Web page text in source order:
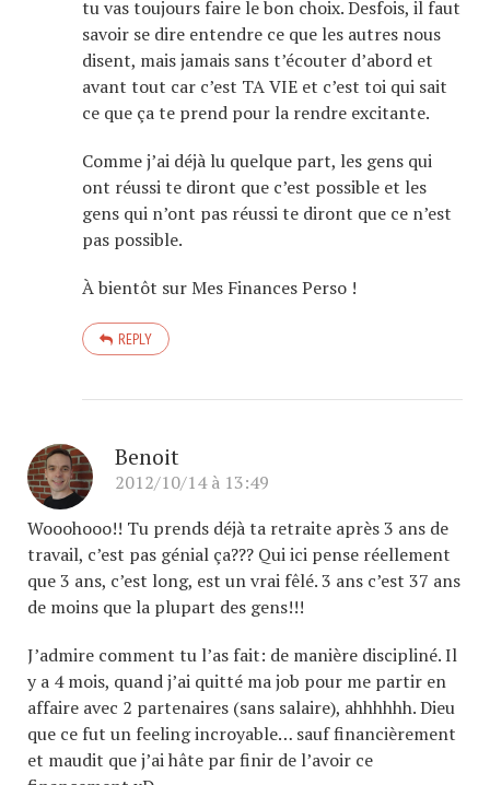
tu vas toujours faire le bon choix. Desfois, il faut
savoir se dire entendre ce que les autres nous
disent, mais jamais sans t’écouter d’abord et
avant tout car c’est TA VIE et c’est toi qui sait
ce que ça te prend pour la rendre excitante.
Comme j’ai déjà lu quelque part, les gens qui
ont réussi te diront que c’est possible et les
gens qui n’ont pas réussi te diront que ce n’est
pas possible.
À bientôt sur Mes Finances Perso !
REPLY
Benoit
2012/10/14 à 13:49
Wooohooo!! Tu prends déjà ta retraite après 3 ans de
travail, c’est pas génial ça??? Qui ici pense réellement
que 3 ans, c’est long, est un vrai fêlé. 3 ans c’est 37 ans
de moins que la plupart des gens!!!
J’admire comment tu l’as fait: de manière discipliné. Il
y a 4 mois, quand j’ai quitté ma job pour me partir en
affaire avec 2 partenaires (sans salaire), ahhhhhh. Dieu
que ce fut un feeling incroyable… sauf financièrement
et maudit que j’ai hâte par finir de l’avoir ce